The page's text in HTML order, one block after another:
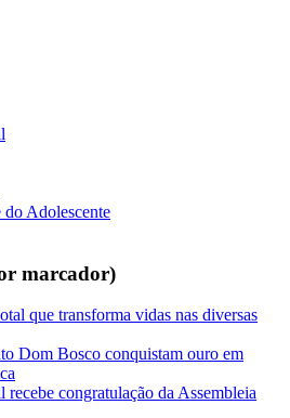
Adolescente
marcador)
que transforma vidas nas diversas
Dom Bosco conquistam ouro em
recebe congratulação da Assembleia